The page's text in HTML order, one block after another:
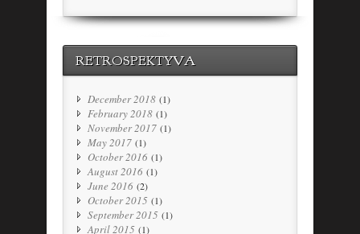
RETROSPEKTYVA
December 2018 (1)
February 2018 (1)
November 2017 (1)
May 2017 (1)
October 2016 (1)
August 2016 (1)
June 2016 (2)
October 2015 (1)
September 2015 (1)
April 2015 (1)